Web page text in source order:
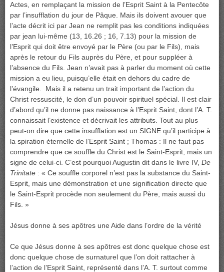
Actes, en remplaçant la mission de l’Esprit Saint à la Pentecôte
par l’insufflation du jour de Pâque. Mais ils doivent avouer que
l’acte décrit ici par Jean ne remplit pas les conditions indiquées
par jean lui-même (13, 16.26 ; 16, 7.13) pour la mission de
l’Esprit qui doit être envoyé par le Père (ou par le Fils), mais
après le retour du Fils auprès du Père, et pour suppléer à
l’absence du Fils. Jean n’avait pas à parler du moment où cette
mission a eu lieu, puisqu’elle était en dehors du cadre de
l’évangile. Mais il a retenu un trait important de l’action du
Christ ressuscité, le don d’un pouvoir spirituel spécial. Il est clair
d’abord qu’il ne donne pas naissance à l’Esprit Saint, dont l’A. T.
connaissait l’existence et décrivait les attributs. Tout au plus
peut-on dire que cette insufflation est un SIGNE qu’il participe à
la spiration éternelle de l’Esprit Saint ; Thomas : Il ne faut pas
comprendre que ce souffle du Christ est le Saint-Esprit, mais un
signe de celui-ci. C’est pourquoi Augustin dit dans le livre IV, De
Trinitate : « Ce souffle corporel n’est pas la substance du Saint-
Esprit, mais une démonstration et une signification directe que
le Saint-Esprit procède non seulement du Père, mais aussi du
Fils. »
Jésus donne à ses apôtres une Aide dans l’ordre de la vérité
Ce que Jésus donne à ses apôtres est donc quelque chose est
donc quelque chose de surnaturel que l’on doit rattacher à
l’action de l’Esprit Saint, représenté dans l’A. T. surtout comme